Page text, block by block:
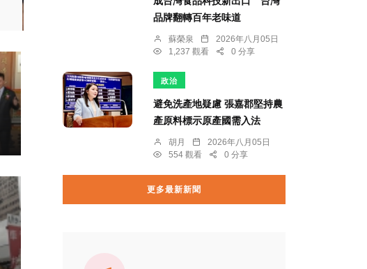
品牌翻轉百年老味道
蘇榮泉
2026年八月05日
1,237 觀看
0 分享
政治
避免洗產地疑慮 張嘉郡堅持農
產原料標示原產國需入法
胡月
2026年八月05日
554 觀看
0 分享
更多最新新聞